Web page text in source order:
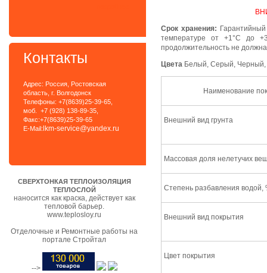
Контакты
Адрес: Россия, Ростовская
область, г. Волгодонск
Телефоны: +7(8639)25-39-65,
моб. +7 (928) 138-89-35,
Факс:+7(8639)25-39-65
E-Mail: lkm-service@yandex.ru
СВЕРХТОНКАЯ ТЕПЛОИЗОЛЯЦИЯ
ТЕПЛОСЛОЙ
наносится как краска, действует как
тепловой барьер.
www.teplosloy.ru
Отделочные и Ремонтные работы на
портале Стройтал
-->
Срок хранения:
температуре от +1°С до
продолжительность не
Цвета Белый, Серый,
Наименование
Внешний вид грунта
Массовая доля нелетучих
Степень разбавления водой,
Внешний вид покрытия
Цвет покрытия